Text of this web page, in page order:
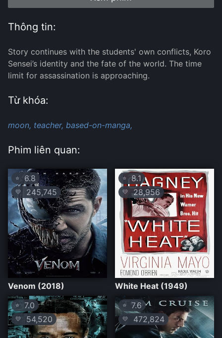
Thông tin:
Story continues with the students' own conflicts, Koro
Sensei’s identity and the fate of the world. The time
limit for assassination is approaching.
Từ khóa:
moon, teacher, based-on-manga,
Phim liên quan:
⭐ 6.8
💛 245,745
Venom (2018)
⭐ 8.1
💛 28,956
White Heat (1949)
⭐ 7.0
💛 54,520
⭐ 7.6
💛 472,824